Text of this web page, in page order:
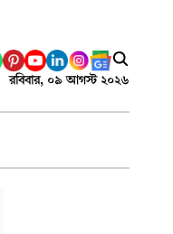
রবিবার, ০৯ আগস্ট ২০২৬